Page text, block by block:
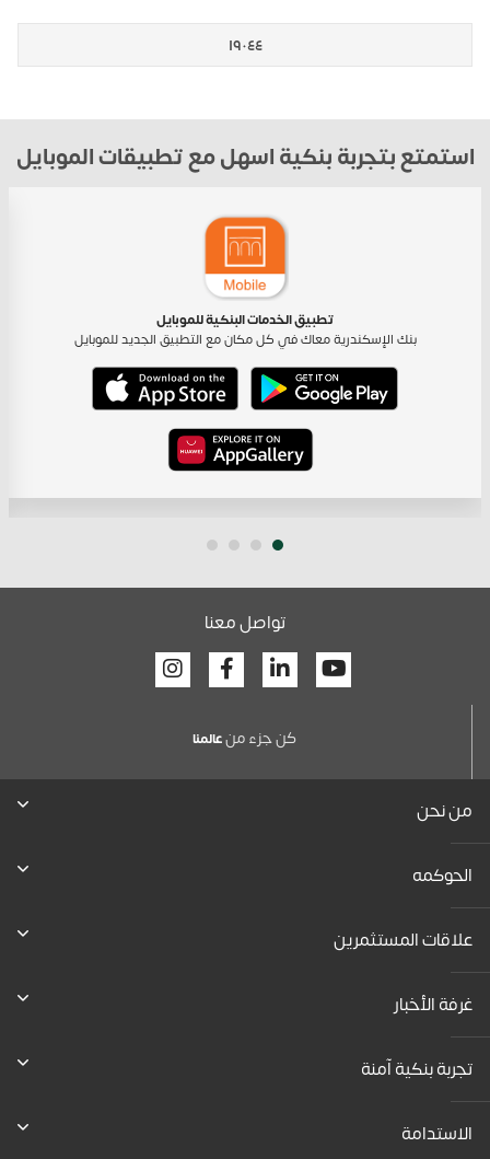
١٩٠٤٤
استمتع بتجربة بنكية اسهل مع تطبيقات الموبايل
تطبيق الخدمات البنكية للموبايل
بنك الإسكندرية معاك في كل مكان مع التطبيق الجديد للموبايل
تواصل معنا
Youtube
Linkedin
Facebook
كن جزء منعالمنا
من نحن
الحوكمه
علاقات المستثمرين
غرفة الأخبار
تجربة بنكية آمنة
الاستدامة